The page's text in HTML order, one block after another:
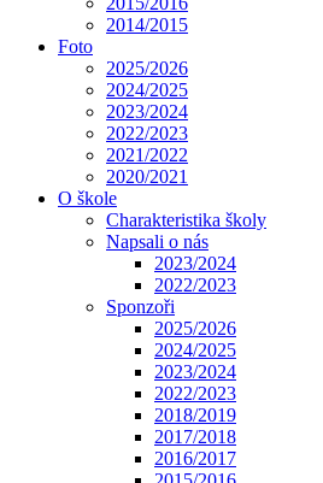
2014/2015
Foto
2025/2026
2024/2025
2023/2024
2022/2023
2021/2022
2020/2021
O škole
Charakteristika školy
Napsali o nás
2023/2024
2022/2023
Sponzoři
2025/2026
2024/2025
2023/2024
2022/2023
2018/2019
2017/2018
2016/2017